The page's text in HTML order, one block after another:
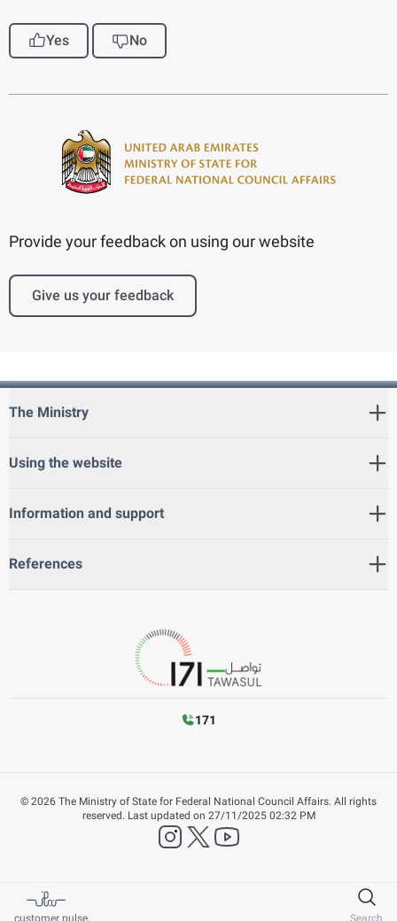
Yes No
Provide your feedback on using our website
Give us your feedback
The Ministry
Using the website
Information and support
References
171
© 2026 The Ministry of State for Federal National Council Affairs. All rights
reserved. Last updated on 27/11/2025 02:32 PM
instagram
twitter
customer pulse Search